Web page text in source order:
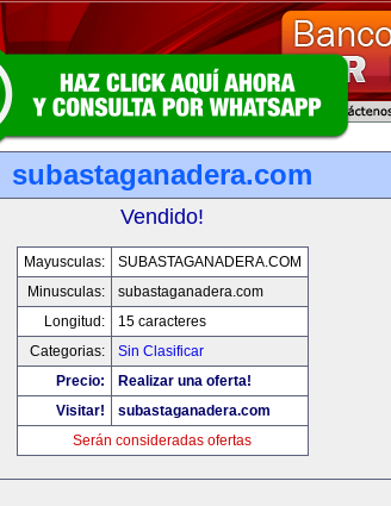
subastaganadera.com
Vendido!
Mayusculas:
SUBASTAGANADERA.COM
Minusculas:
subastaganadera.com
Longitud:
15 caracteres
Categorias:
Sin Clasificar
Precio:
Realizar una oferta!
Visitar!
subastaganadera.com
Serán consideradas ofertas